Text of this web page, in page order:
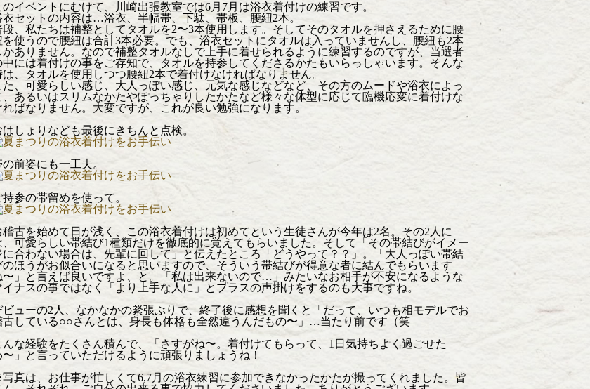
のイベントにむけて、川崎出張教室では6月7月は浴衣着付けの練習です。
衣セットの内容は…浴衣、半幅帯、下駄、帯板、腰紐2本。
段、私たちは補整としてタオルを2〜3本使用します。そしてそのタオルを押さえるために腰
を使うので腰紐は合計3本必要。でも、浴衣セットにタオルは入っていませんし、腰紐も2本
かありません。なので補整タオルなしで上手に着せられるように練習するのですが、当選者
中には着付けの事をご存知で、タオルを持参してくださるかたもいらっしゃいます。そんな
は、タオルを使用しつつ腰紐2本で着付けなければなりません。
た、可愛らしい感じ、大人っぽい感じ、元気な感じなどなど、その方のムードや浴衣によっ
、あるいはスリムなかたやぽっちゃりしたかたなど様々な体型に応じて臨機応変に着付けな
ればなりません。大変ですが、これが良い勉強になります。
はしょりなども最後にきちんと点検。
の前姿にも一工夫。
持参の帯留めを使って。
稽古を始めて日が浅く、この浴衣着付けは初めてという生徒さんが今年は2名。その2人に
、可愛らしい帯結び1種類だけを徹底的に覚えてもらいました。そして「その帯結びがイメー
に合わない場合は、先輩に回して」と伝えたところ「どうやって？？」。「大人っぽい帯結
のほうがお似合いになると思いますので、そういう帯結びが得意な者に結んでもらいます
〜」と言えば良いですよ、と。「私は出来ないので…」みたいなお相手が不安になるような
イナスの事ではなく「より上手な人に」とプラスの声掛けをするのも大事ですね。
ビューの2人、なかなかの緊張ぶりで、終了後に感想を聞くと「だって、いつも相モデルでお
古している○○さんとは、身長も体格も全然違うんだもの〜」…当たり前です（笑
んな経験をたくさん積んで、「さすがね〜。着付けてもらって、1日気持ちよく過ごせた
〜」と言っていただけるように頑張りましょうね！
真は、お仕事が忙しくて6,7月の浴衣練習に参加できなかったかたが撮ってくれました。皆